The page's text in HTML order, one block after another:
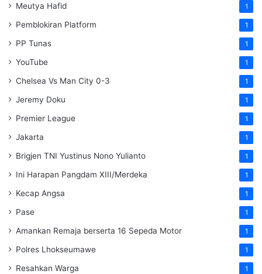
Meutya Hafid 1
Pemblokiran Platform 1
PP Tunas 1
YouTube 1
Chelsea Vs Man City 0-3 1
Jeremy Doku 1
Premier League 1
Jakarta 1
Brigjen TNI Yustinus Nono Yulianto 1
Ini Harapan Pangdam XIII/Merdeka 1
Kecap Angsa 1
Pase 1
Amankan Remaja berserta 16 Sepeda Motor 1
Polres Lhokseumawe 1
Resahkan Warga 1